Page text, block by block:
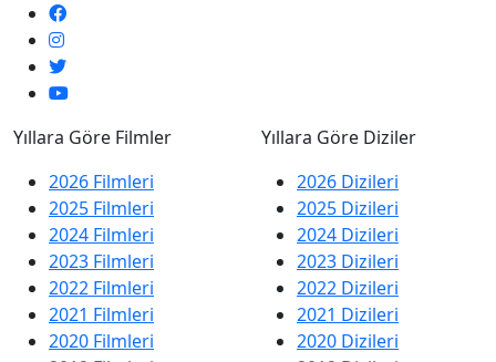
Yıllara Göre Filmler
2026 Filmleri
2025 Filmleri
2024 Filmleri
2023 Filmleri
2022 Filmleri
2021 Filmleri
2020 Filmleri
Yıllara Göre Diziler
2026 Dizileri
2025 Dizileri
2024 Dizileri
2023 Dizileri
2022 Dizileri
2021 Dizileri
2020 Dizileri